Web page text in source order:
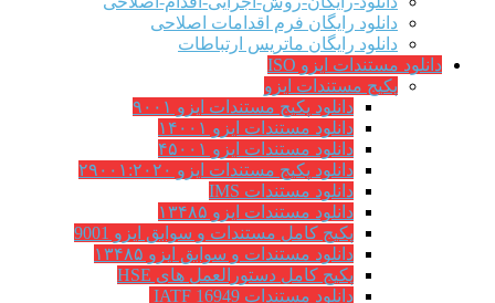
دانلود رایگان فرم اقدامات اصلاحی
دانلود رایگان ماتریس ارتباطات
دانلود مستندات ایزو ISO
پکیج مستندات ایزو
دانلود پکیج مستندات ایزو ۹۰۰۱
دانلود مستندات ایزو ۱۴۰۰۱
دانلود مستندات ایزو ۴۵۰۰۱
دانلود پکیج مستندات ایزو ۲۹۰۰۱:۲۰۲۰
دانلود مستندات IMS
دانلود مستندات ایزو ۱۳۴۸۵
پکیج کامل مستندات و سوابق ایزو 9001
دانلود مستندات و سوابق ایزو ۱۳۴۸۵
پکیج کامل دستورالعمل های HSE
دانلود مستندات IATF 16949